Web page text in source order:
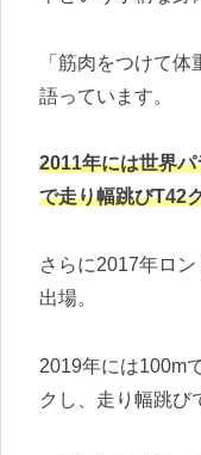
「筋肉をつけて
語っています。
2011年には世界
で走り幅跳びT42
さらに2017年ロ
出場。
2019年には100m
クし、走り幅跳び